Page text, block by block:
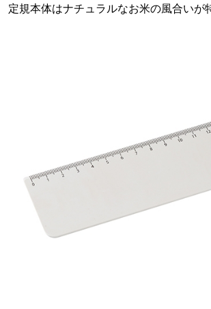
定規本体はナチュラルなお米の風合いが